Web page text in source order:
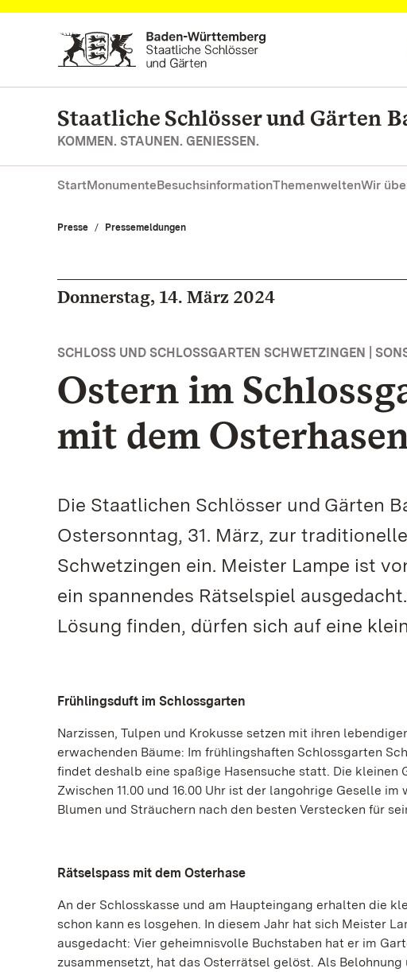
Zum Hauptinhalt springen
Staatliche Schlösser und Gärten
KOMMEN. STAUNEN. GENIESSEN.
StartMonumenteBesuchsinformationThemenweltenWir
Presse Pressemeldungen
Donnerstag, 14. März 2024
SCHLOSS UND SCHLOSSGARTEN SCHWETZINGEN |
Ostern im
mit dem
Die Staatlichen Schlösser und Gärten
Ostersonntag, 31. März, zur
Schwetzingen ein. Meister Lampe ist
ein spannendes Rätselspiel
Lösung finden, dürfen sich auf eine
Frühlingsduft im Schlossgarten
Narzissen, Tulpen und Krokusse setzen mit ihren
erwachenden Bäume: Im frühlingshaften Schlossgarten
findet deshalb eine spaßige Hasensuche statt. Die kleinen
Zwischen 11.00 und 16.00 Uhr ist der langohrige Geselle
Blumen und Sträuchern nach den besten Verstecken für
Rätselspass mit dem Osterhase
An der Schlosskasse und am Haupteingang erhalten die
schon kann es losgehen. In diesem Jahr hat sich Meister
ausgedacht: Vier geheimnisvolle Buchstaben hat er im
zusammensetzt, hat das Osterrätsel gelöst. Als